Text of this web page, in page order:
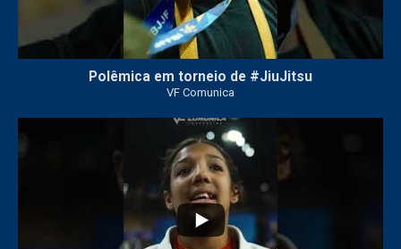
Polêmica em torneio de #JiuJitsu
VF Comunica